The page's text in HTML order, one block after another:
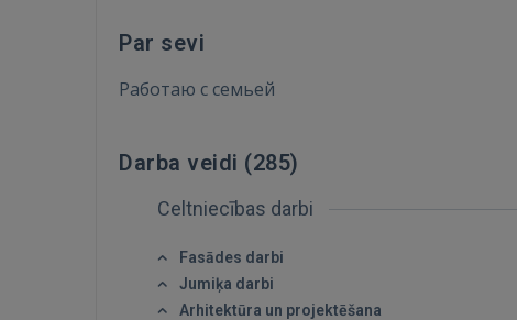
Par sevi
Работаю с семьей
Darba veidi (285)
Celtniecības darbi
Fasādes darbi
Jumiķa darbi
Arhitektūra un projektēšana